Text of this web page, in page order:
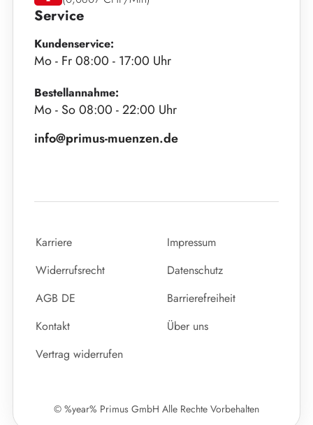
Service
Kundenservice:
Mo - Fr 08:00 - 17:00 Uhr
Bestellannahme:
Mo - So 08:00 - 22:00 Uhr
info@primus-muenzen.de
Karriere
Impressum
Widerrufsrecht
Datenschutz
AGB DE
Barrierefreiheit
Kontakt
Über uns
Vertrag widerrufen
© %year% Primus GmbH Alle Rechte Vorbehalten